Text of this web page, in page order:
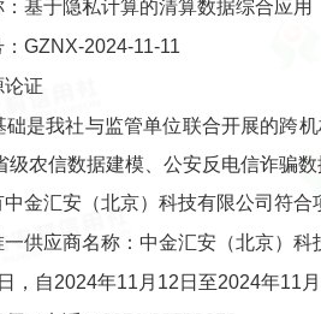
基于隐私计算的清算数据综合应用
GZNX-2024-11-11
论证
础是我社与监管单位联合开展的跨
级农信数据建模、公安反电信诈骗数
金汇安（北京）科技有限公司符合
供应商名称：中金汇安（北京）科
，自2024年11月12日至2024年11